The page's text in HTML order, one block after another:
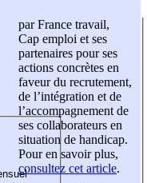
par France travail,
Cap emploi et ses
partenaires pour ses
actions concrètes en
faveur du recrutement,
de l’intégration et de
l’accompagnement de
ses collaborateurs en
situation de handicap.
Pour en savoir plus,
consultez cet article.